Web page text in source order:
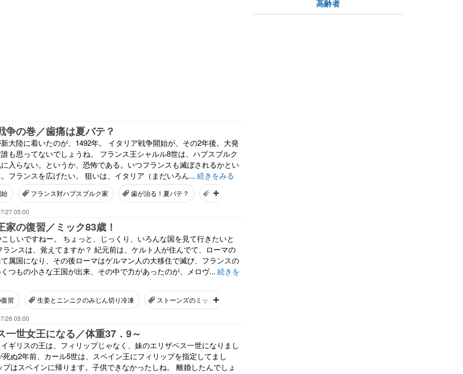
争の巻／歯痛は夏バテ？
大陸に着いたのが、1492年。 イタリア戦争開始が、その2年後。大発
も思ってないでしょうね。 フランス王シャルル8世は、ハプスブルク
入らない。というか、恐怖である。いつフランスも滅ぼされるかとい
フランスを広げたい。 狙いは、イタリア（まだいろん... 続きをみる
フランス対ハプスブルク家 歯が治る！夏バテ？ 体重増やすため三食再び
27 05:00
家の復習／ミック83歳！
しいですねー。 ちょっと、じっくり、いろんな国を見て行きたいと
ランスは、覚えてますか？ 紀元前は、ケルト人が住んでて、ローマの
属国になり、その後ローマはゲルマン人の大移住で滅び、フランスの
つもの小さな王国が出来、その中で力があったのが、メロヴ... 続きを
習 生姜とニンニクのみじん切り冷凍 ストーンズのミック、８３歳に！
26 05:00
一世女王になる／体重37．9～
ギリスの王は、フィリップじゃなく、妹のエリザベス一世になりまし
死ぬ2年前、カール5世は、スペイン王にフィリップを指定してまし
プはスペインに帰ります。子供できなかったしね。 離婚したんでしょ
高齢者